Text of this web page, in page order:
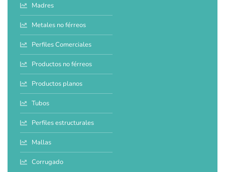
Madres
Metales no férreos
Perfiles Comerciales
Productos no férreos
Productos planos
Tubos
Perfiles estructurales
Mallas
Corrugado